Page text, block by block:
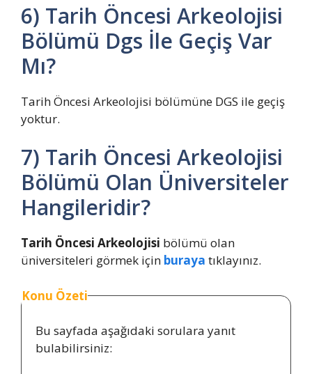
6) Tarih Öncesi Arkeolojisi
Bölümü Dgs İle Geçiş Var
Mı?
Tarih Öncesi Arkeolojisi bölümüne DGS ile geçiş
yoktur.
7) Tarih Öncesi Arkeolojisi
Bölümü Olan Üniversiteler
Hangileridir?
Tarih Öncesi Arkeolojisi bölümü olan
üniversiteleri görmek için buraya tıklayınız.
Konu Özeti
Bu sayfada aşağıdaki sorulara yanıt
bulabilirsiniz: